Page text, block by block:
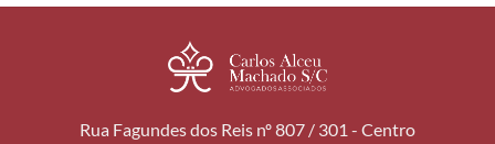
Rua Fagundes dos Reis nº 807 / 301 - Centro